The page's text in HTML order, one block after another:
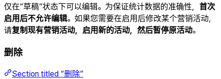
仅在”草稿”状态下可以编辑。为保证统计数据的准确性， 首次
启用后不允许编辑。如果您需要在启用后修改某个营销活动，
请复制现有营销活动，启用新的活动，然后暂停原活动。
删除
Section titled “删除”